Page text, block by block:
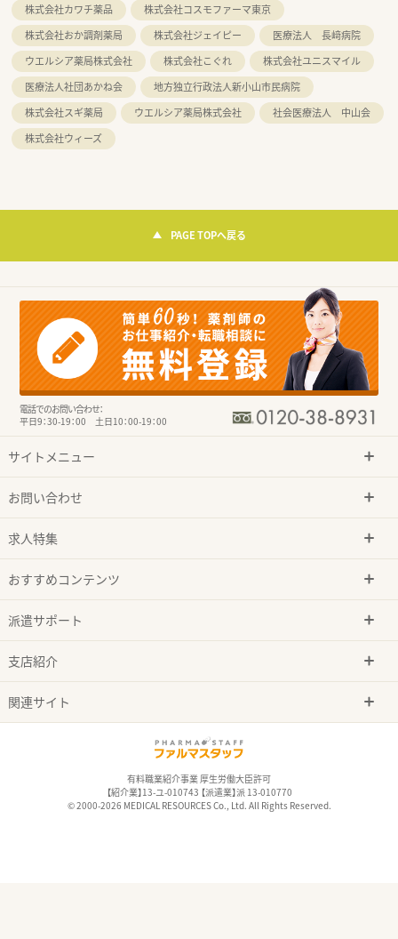
株式会社カワチ薬品
株式会社コスモファーマ東京
株式会社おか調剤薬局
株式会社ジェイピー
医療法人 長﨑病院
ウエルシア薬局株式会社
株式会社こぐれ
株式会社ユニスマイル
医療法人社団あかね会
地方独立行政法人新小山市民病院
株式会社スギ薬局
ウエルシア薬局株式会社
社会医療法人 中山会
株式会社ウィーズ
PAGE TOPへ戻る
電話でのお問い合わせ：
平日9：30-19：00 土日10：00-19：00
サイトメニュー
お問い合わせ
求人特集
おすすめコンテンツ
派遣サポート
支店紹介
関連サイト
有料職業紹介事業 厚生労働大臣許可
【紹介業】13-ユ-010743 【派遣業】派 13-010770
© 2000-2026 MEDICAL RESOURCES Co., Ltd. All Rights Reserved.